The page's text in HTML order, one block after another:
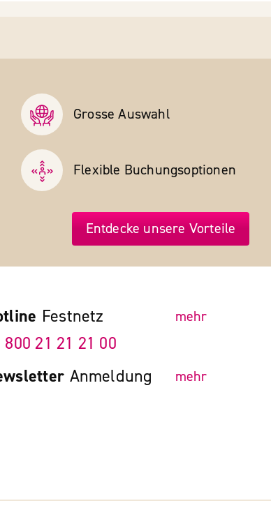
Grosse Auswahl
Flexible Buchungs­optionen
Entdecke unsere Vorteile
Festnetz mehr
800 21 21 21 00
Anmeldung mehr